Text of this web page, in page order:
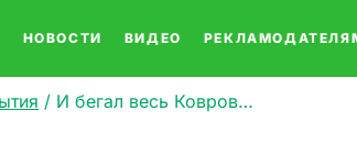
НОВОСТИ ВИДЕО
/ И бегал весь Ковров…